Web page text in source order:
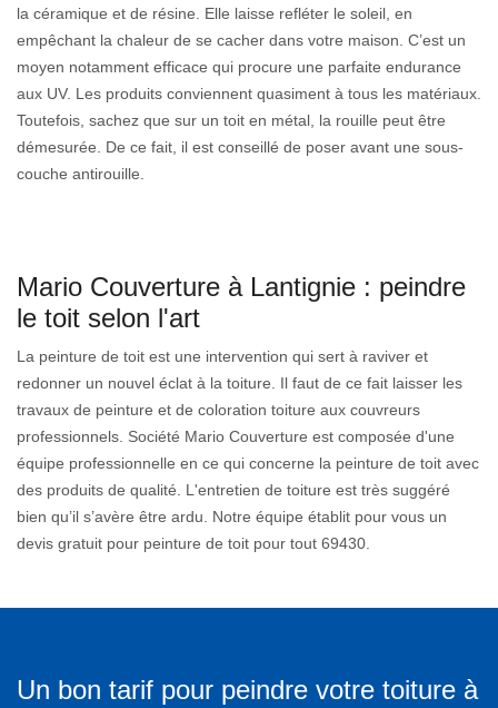
la céramique et de résine. Elle laisse refléter le soleil, en
empêchant la chaleur de se cacher dans votre maison. C’est un
moyen notamment efficace qui procure une parfaite endurance
aux UV. Les produits conviennent quasiment à tous les matériaux.
Toutefois, sachez que sur un toit en métal, la rouille peut être
démesurée. De ce fait, il est conseillé de poser avant une sous-
couche antirouille.
Mario Couverture à Lantignie : peindre
le toit selon l'art
La peinture de toit est une intervention qui sert à raviver et
redonner un nouvel éclat à la toiture. Il faut de ce fait laisser les
travaux de peinture et de coloration toiture aux couvreurs
professionnels. Société Mario Couverture est composée d'une
équipe professionnelle en ce qui concerne la peinture de toit avec
des produits de qualité. L'entretien de toiture est très suggéré
bien qu’il s’avère être ardu. Notre équipe établit pour vous un
devis gratuit pour peinture de toit pour tout 69430.
Un bon tarif pour peindre votre toiture à